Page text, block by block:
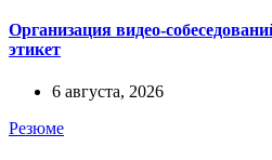
Организация видео-
этикет
6 августа, 2026
Резюме